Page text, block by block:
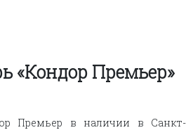
«Кондор Премьер»
Премьер в наличии в Санкт-